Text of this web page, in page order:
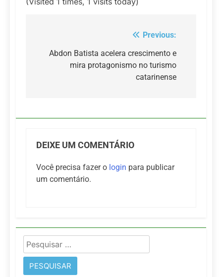
Previous:
Abdon Batista acelera crescimento e
mira protagonismo no turismo
catarinense
DEIXE UM COMENTÁRIO
Você precisa fazer o login para publicar
um comentário.
Pesquisar
por: